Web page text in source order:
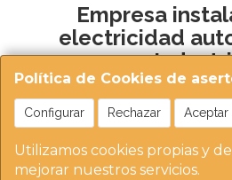
Política de Cookies de
Configurar Rechazar Aceptar
Utilizamos cookies propias y
mejorar nuestros servicios.
Empresa
electricidad